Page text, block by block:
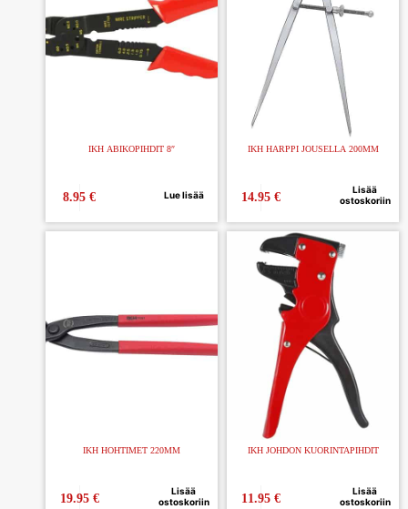
IKH ABIKOPIHDIT 8″
8.95€ Lue lisää
IKH HARPPI JOUSELLA 200MM
14.95 €
Lisää
ostoskoriin
IKH HOHTIMET 220MM
19.95 €
Lisää
ostoskoriin
IKH JOHDON KUORINTAPIHDIT
11.95 €
Lisää
ostoskoriin